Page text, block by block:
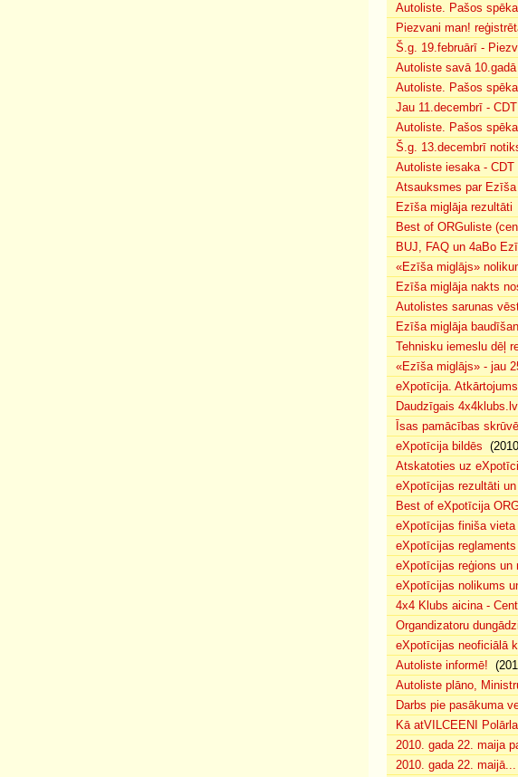
Autoliste. Pašos
Piezvani man!
Š.g. 19.februārī -
Autoliste savā
Autoliste. Pašos
Jau 11.decembrī -
Autoliste. Pašos
Š.g. 13.decembrī
Autoliste iesaka -
Atsauksmes par
Ezīša miglāja rezultāti
Best of ORGuliste
BUJ, FAQ un 4aBo
«Ezīša miglājs»
Ezīša miglāja nakts
Autolistes sarunas
Ezīša miglāja
Tehnisku iemeslu dēļ
«Ezīša miglājs» - jau
eXpotīcija. Atkārtojums
Daudzīgais
Īsas pamācības
eXpotīcija bildēs
Atskatoties uz
eXpotīcijas rezultāti
Best of eXpotīcija
eXpotīcijas finiša vieta
eXpotīcijas
eXpotīcijas reģions un
eXpotīcijas nolikums
4x4 Klubs aicina -
Organdizatoru
eXpotīcijas neoficiālā
Autoliste informē!
Autoliste plāno,
Darbs pie pasākuma
Kā atVILCEENI
2010. gada 22. maija
2010. gada 22. maijā...